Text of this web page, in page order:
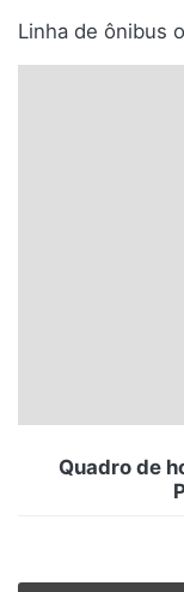
Santa
Linha de ônibus
Quadro de